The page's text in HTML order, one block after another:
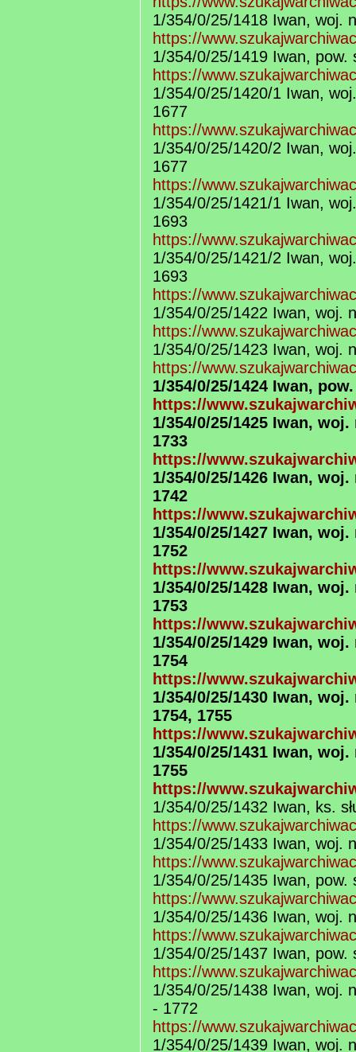
1/354/0/25/1418 Iwan, woj.
https://
1/354/0/25/1419 Iwan, pow.
https://
1/354/0/25/1420/1 Iwan,
1677
https://
1/354/0/25/1420/2 Iwan,
1677
https://
1/354/0/25/1421/1 Iwan,
1693
https://
1/354/0/25/1421/2 Iwan,
1693
https://
1/354/0/25/1422 Iwan, woj.
https://
1/354/0/25/1423 Iwan, woj.
https://
1/354/0/25/1424 Iwan,
https://
1/354/0/25/1425 Iwan,
1733
https://
1/354/0/25/1426 Iwan,
1742
https://
1/354/0/25/1427 Iwan,
1752
https://
1/354/0/25/1428 Iwan,
1753
https://
1/354/0/25/1429 Iwan,
1754
https://
1/354/0/25/1430 Iwan,
1754, 1755
https://
1/354/0/25/1431 Iwan,
1755
https://
1/354/0/25/1432 Iwan, ks.
https://
1/354/0/25/1433 Iwan, woj.
https://
1/354/0/25/1435 Iwan, pow.
https://
1/354/0/25/1436 Iwan, woj.
https://
1/354/0/25/1437 Iwan, pow.
https://
1/354/0/25/1438 Iwan, woj.
- 1772
https://
1/354/0/25/1439 Iwan, woj.